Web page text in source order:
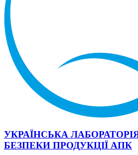
УКРАЇНСЬКА
БЕЗПЕКИ ПРОДУКЦІЇ АПК